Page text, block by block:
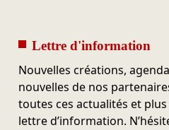
Lettre d'information
Nouvelles créations,
nouvelles de nos
toutes ces actualités et
lettre d’information.